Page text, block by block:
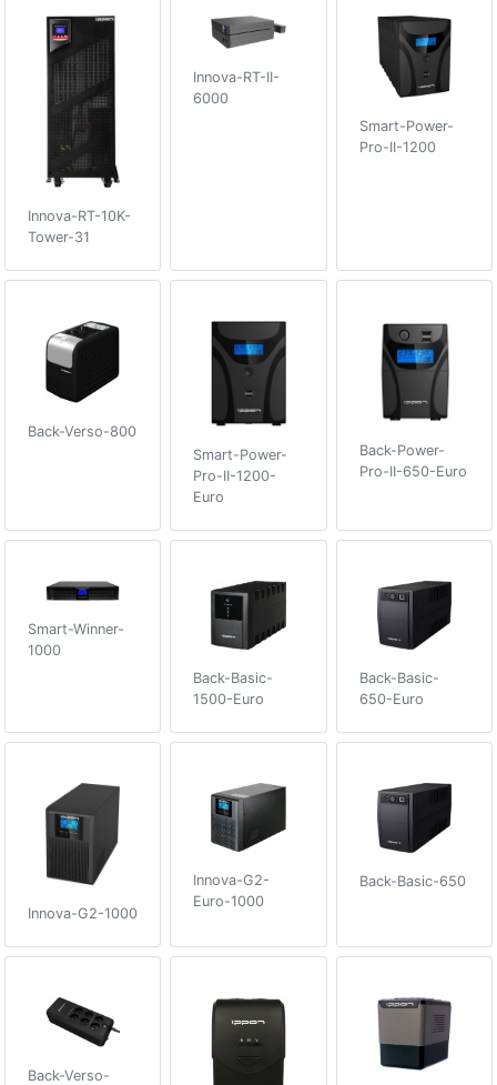
Innova-RT-10K-
Tower-31
Innova-RT-II-
6000
Smart-Power-
Pro-II-1200
Back-Verso-800
Smart-Power-
Pro-II-1200-
Euro
Back-Power-
Pro-II-650-Euro
Smart-Winner-
1000
Back-Basic-
1500-Euro
Back-Basic-
650-Euro
Innova-G2-1000
Innova-G2-
Euro-1000
Back-Basic-650
Back-Verso-